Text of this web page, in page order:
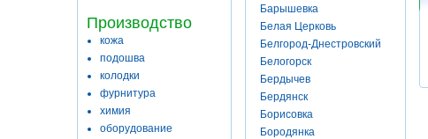
Производство
кожа
подошва
колодки
фурнитура
химия
оборудование
Барышевка
Белая Церковь
Белгород-Днестровский
Белогорск
Бердычев
Бердянск
Борисовка
Бородянка